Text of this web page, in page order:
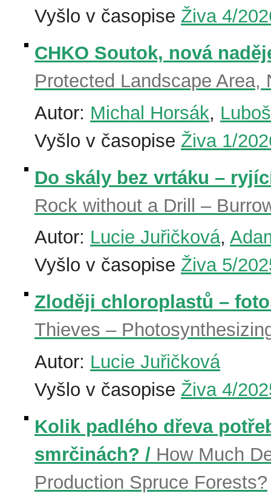
Vyšlo v časopise Živa 4/
CHKO Soutok, nová
Protected Landscape
Autor: Michal Horsák,
Vyšlo v časopise Živa 1/
Do skály bez vrtáku –
Rock without a Drill –
Autor: Lucie Juřičková,
Vyšlo v časopise Živa 5/
Zloději chloroplastů –
Thieves –
Autor: Lucie Juřičková
Vyšlo v časopise Živa 4/
Kolik padlého dřeva
smrčinách? / How Much
Production Spruce Forests?